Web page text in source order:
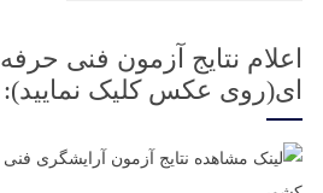
اعلام نتایج آزمون فنی حرفه
ای(روی عکس کلیک نمایید):